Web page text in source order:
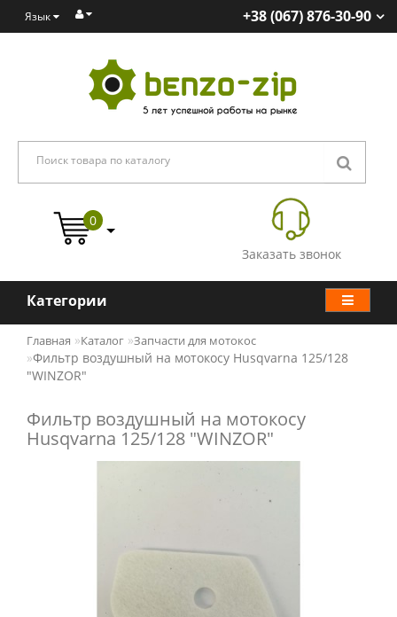
Язык +38 (067) 876-30-90
Заказать звонок
0
Категории
Главная Каталог Запчасти для мотокос
Фильтр воздушный на мотокосу Husqvarna 125/128
"WINZOR"
Фильтр воздушный на мотокосу
Husqvarna 125/128 "WINZOR"